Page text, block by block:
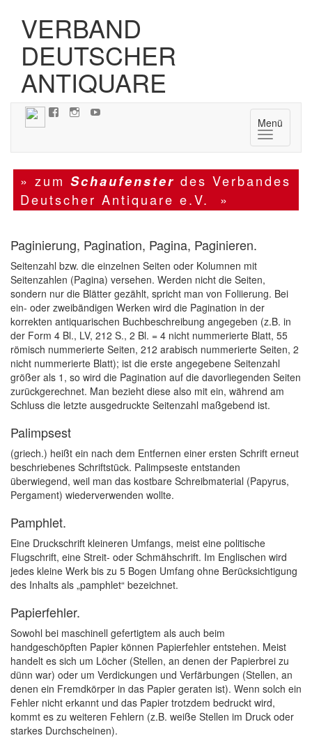
VERBAND
DEUTSCHER
ANTIQUARE
Menü
» zum Schaufenster des Verbandes
Deutscher Antiquare e.V. »
Paginierung, Pagination, Pagina, Paginieren.
Seitenzahl bzw. die einzelnen Seiten oder Kolumnen mit
Seitenzahlen (Pagina) versehen. Werden nicht die Seiten,
sondern nur die Blätter gezählt, spricht man von Foliierung. Bei
ein- oder zweibändigen Werken wird die Pagination in der
korrekten antiquarischen Buchbeschreibung angegeben (z.B. in
der Form 4 Bl., LV, 212 S., 2 Bl. = 4 nicht nummerierte Blatt, 55
römisch nummerierte Seiten, 212 arabisch nummerierte Seiten, 2
nicht nummerierte Blatt); ist die erste angegebene Seitenzahl
größer als 1, so wird die Pagination auf die davorliegenden Seiten
zurückgerechnet. Man bezieht diese also mit ein, während am
Schluss die letzte ausgedruckte Seitenzahl maßgebend ist.
Palimpsest
(griech.) heißt ein nach dem Entfernen einer ersten Schrift erneut
beschriebenes Schriftstück. Palimpseste entstanden
überwiegend, weil man das kostbare Schreibmaterial (Papyrus,
Pergament) wiederverwenden wollte.
Pamphlet.
Eine Druckschrift kleineren Umfangs, meist eine politische
Flugschrift, eine Streit- oder Schmähschrift. Im Englischen wird
jedes kleine Werk bis zu 5 Bogen Umfang ohne Berücksichtigung
des Inhalts als „pamphlet“ bezeichnet.
Papierfehler.
Sowohl bei maschinell gefertigtem als auch beim
handgeschöpften Papier können Papierfehler entstehen. Meist
handelt es sich um Löcher (Stellen, an denen der Papierbrei zu
dünn war) oder um Verdickungen und Verfärbungen (Stellen, an
denen ein Fremdkörper in das Papier geraten ist). Wenn solch ein
Fehler nicht erkannt und das Papier trotzdem bedruckt wird,
kommt es zu weiteren Fehlern (z.B. weiße Stellen im Druck oder
starkes Durchscheinen).